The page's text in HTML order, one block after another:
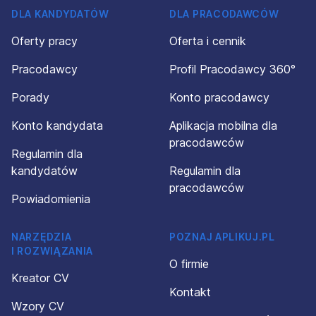
DLA KANDYDATÓW
Oferty pracy
Pracodawcy
Porady
Konto kandydata
Regulamin dla
kandydatów
Powiadomienia
DLA PRACODAWCÓW
Oferta i cennik
Profil Pracodawcy 360°
Konto pracodawcy
Aplikacja mobilna dla
pracodawców
Regulamin dla
pracodawców
NARZĘDZIA
I ROZWIĄZANIA
Kreator CV
Wzory CV
POZNAJ APLIKUJ.PL
O firmie
Kontakt